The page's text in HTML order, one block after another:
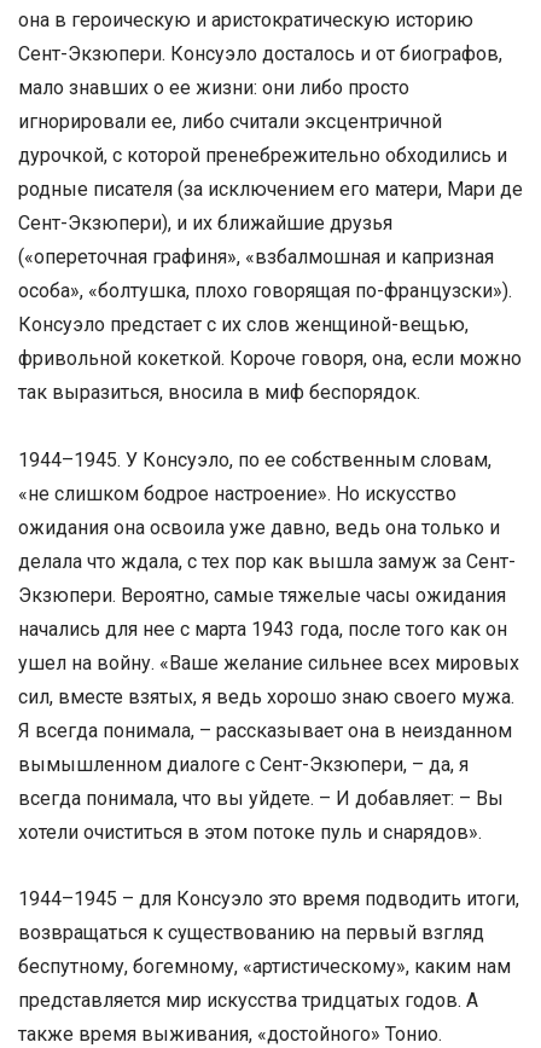
она в героическую и аристократическую историю
Сент-Экзюпери. Консуэло досталось и от биографов,
мало знавших о ее жизни: они либо просто
игнорировали ее, либо считали эксцентричной
дурочкой, с которой пренебрежительно обходились и
родные писателя (за исключением его матери, Мари де
Сент-Экзюпери), и их ближайшие друзья
(«опереточная графиня», «взбалмошная и капризная
особа», «болтушка, плохо говорящая по-французски»).
Консуэло предстает с их слов женщиной-вещью,
фривольной кокеткой. Короче говоря, она, если можно
так выразиться, вносила в миф беспорядок.
1944–1945. У Консуэло, по ее собственным словам,
«не слишком бодрое настроение». Но искусство
ожидания она освоила уже давно, ведь она только и
делала что ждала, с тех пор как вышла замуж за Сент-
Экзюпери. Вероятно, самые тяжелые часы ожидания
начались для нее с марта 1943 года, после того как он
ушел на войну. «Ваше желание сильнее всех мировых
сил, вместе взятых, я ведь хорошо знаю своего мужа.
Я всегда понимала, – рассказывает она в неизданном
вымышленном диалоге с Сент-Экзюпери, – да, я
всегда понимала, что вы уйдете. – И добавляет: – Вы
хотели очиститься в этом потоке пуль и снарядов».
1944–1945 – для Консуэло это время подводить итоги,
возвращаться к существованию на первый взгляд
беспутному, богемному, «артистическому», каким нам
представляется мир искусства тридцатых годов. А
также время выживания, «достойного» Тонио.